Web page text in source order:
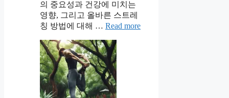
의 중요성과 건강에 미치는
영향, 그리고 올바른 스트레
칭 방법에 대해 … Read more